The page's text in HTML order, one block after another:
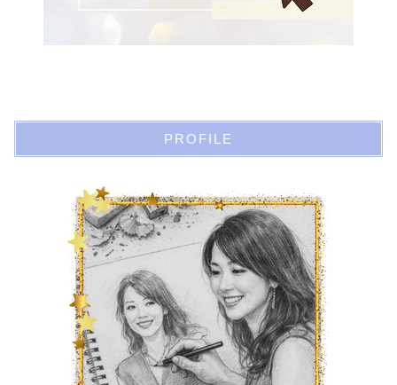
PROFILE